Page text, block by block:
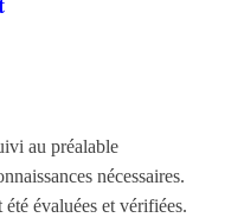
au préalable
nécessaires.
évaluées et vérifiées.